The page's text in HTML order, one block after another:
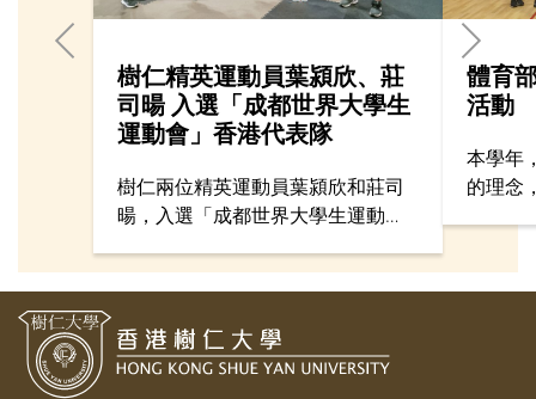
樹仁精英運動員葉潁欣、莊
司暘 入選「成都世界大學生
運動會」香港代表隊
樹仁兩位精英運動員葉潁欣和莊司
暘，入選「成都世界大學生運動
再有樹仁學生能夠代表香港參加這
事，《樹仁簡訊》訪問了他們的備
戰情況及入選香港代表隊的感受。
體育
活動
本學年
的理念
各隊訓